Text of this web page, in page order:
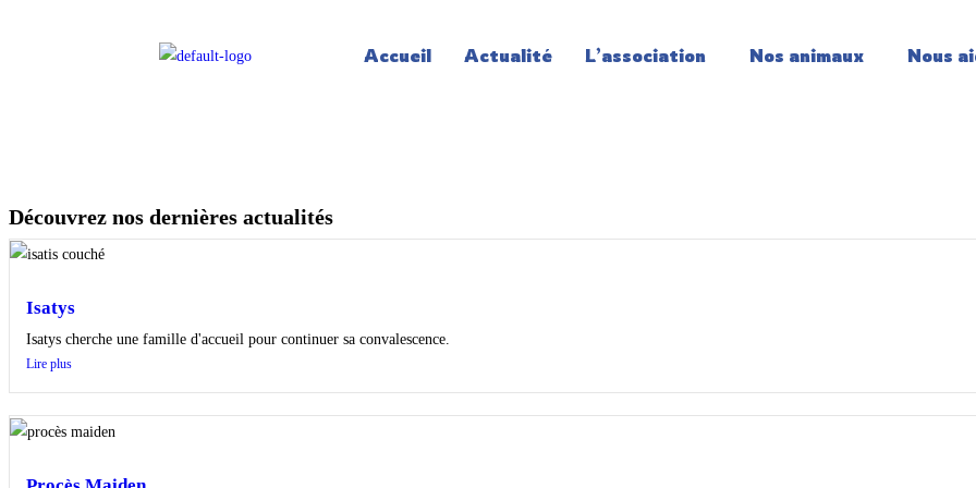
Accueil Actualité L’association Nos animaux Nous
Découvrez nos dernières actualités
Isatys
Isatys cherche une famille d'accueil pour continuer sa convalescence.
Lire plus